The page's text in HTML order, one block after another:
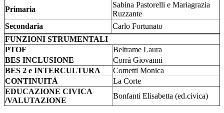
Primaria
Sabina Pastorelli e Mariagrazia
Ruzzante
Secondaria
Carlo Fortunato
FUNZIONI STRUMENTALI
PTOF
Beltrame Laura
BES INCLUSIONE
Corrà Giovanni
BES 2 e INTERCULTURA
Cometti Monica
CONTINUITÀ
La Corte
EDUCAZIONE CIVICA
/VALUTAZIONE
Bonfanti Elisabetta (ed.civica)